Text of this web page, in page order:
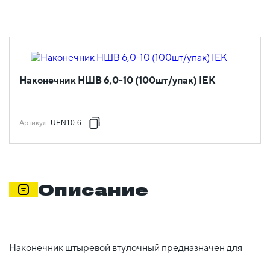
Наконечник НШВ 6,0-10 (100шт/упак) IEK
Артикул: UEN10-6010
Описание
Наконечник штыревой втулочный предназначен для